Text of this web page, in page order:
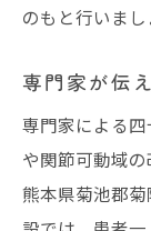
のもと行いまし
専門家が伝
専門家による
や関節可動域の
熊本県菊池郡